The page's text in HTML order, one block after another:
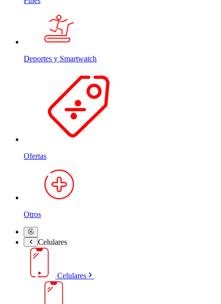
Deportes y Smartwatch
Ofertas
Otros
Celulares
Celulares